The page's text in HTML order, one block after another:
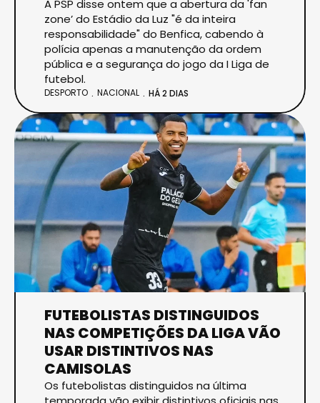
A PSP disse ontem que a abertura da 'fan
zone’ do Estádio da Luz "é da inteira
responsabilidade" do Benfica, cabendo à
polícia apenas a manutenção da ordem
pública e a segurança do jogo da I Liga de
futebol.
DESPORTO NACIONAL HÁ 2 DIAS
FUTEBOLISTAS DISTINGUIDOS
NAS COMPETIÇÕES DA LIGA VÃO
USAR DISTINTIVOS NAS
CAMISOLAS
Os futebolistas distinguidos na última